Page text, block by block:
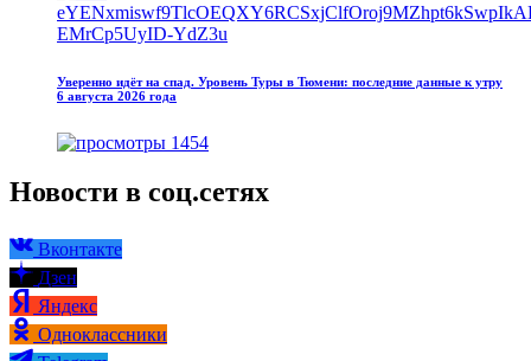
Уверенно идёт на спад. Уровень Туры в Тюмени: последние данные к утру
6 августа 2026 года
1454
Новости в соц.сетях
Вконтакте
Дзен
Яндекс
Одноклассники